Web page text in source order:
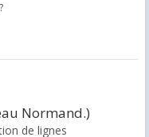
Normand.)
de lignes